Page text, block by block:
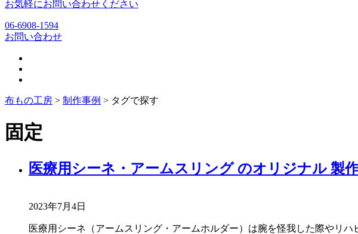
お気軽にお問い合わせください
06-6908-1594
お問い合わせ
布もの工房 > 制作事例 > タグで探す
固定
医療用シーネ・アームスリング のオリジナル 製
2023年7月4日
医療用シーネ（アームスリング・アームホルダー）は腕を怪我した際やリ